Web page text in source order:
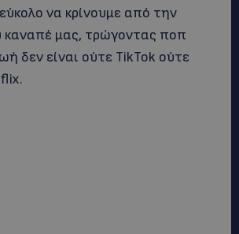
εύκολο να κρίνουμε από την
καναπέ μας, τρώγοντας ποπ
δεν είναι ούτε TikTok ούτε